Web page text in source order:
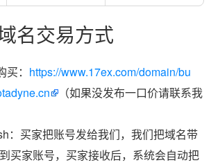
名交易方式
： https://www.17ex.com/domain/bu
（如果没发布一口价请联系我
：买家把账号发给我们，我们把域名带
买家账号，买家接收后，系统会自动把